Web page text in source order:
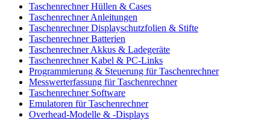
Taschenrechner Hüllen & Cases
Taschenrechner Anleitungen
Taschenrechner Displayschutzfolien & Stifte
Taschenrechner Batterien
Taschenrechner Akkus & Ladegeräte
Taschenrechner Kabel & PC-Links
Programmierung & Steuerung für Taschenrechner
Messwerterfassung für Taschenrechner
Taschenrechner Software
Emulatoren für Taschenrechner
Overhead-Modelle & -Displays